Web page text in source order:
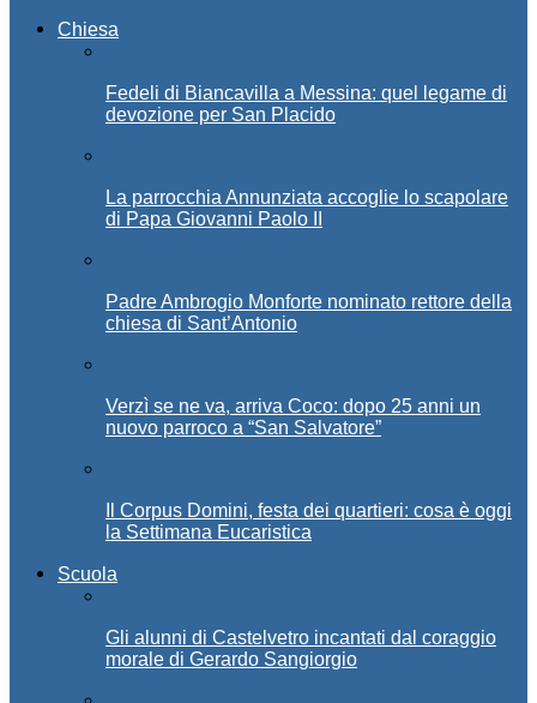
Chiesa
Fedeli di Biancavilla a Messina: quel legame di
devozione per San Placido
La parrocchia Annunziata accoglie lo scapolare
di Papa Giovanni Paolo II
Padre Ambrogio Monforte nominato rettore della
chiesa di Sant’Antonio
Verzì se ne va, arriva Coco: dopo 25 anni un
nuovo parroco a “San Salvatore”
Il Corpus Domini, festa dei quartieri: cosa è oggi
la Settimana Eucaristica
Scuola
Gli alunni di Castelvetro incantati dal coraggio
morale di Gerardo Sangiorgio